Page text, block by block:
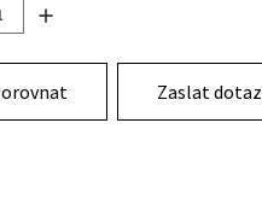
Zaslat dotaz